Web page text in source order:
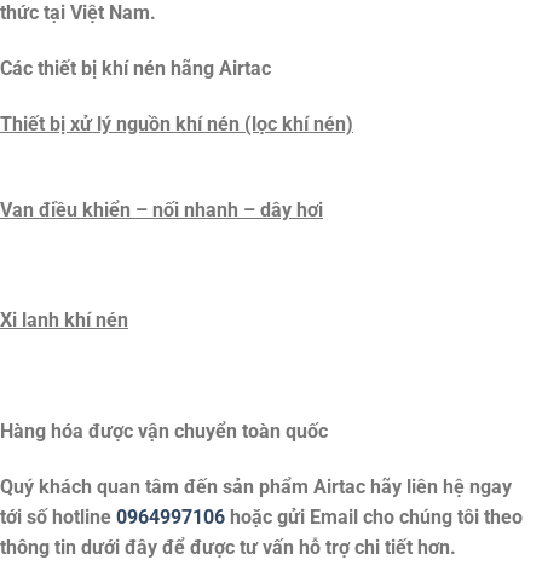
thức tại Việt Nam.
Các thiết bị khí nén hãng Airtac
Thiết bị xử lý nguồn khí nén (lọc khí nén)
Van điều khiển – nối nhanh – dây hơi
Xi lanh khí nén
Hàng hóa được vận chuyển toàn quốc
Quý khách quan tâm đến sản phẩm Airtac hãy liên hệ ngay
tới số hotline 0964997106 hoặc gửi Email cho chúng tôi theo
thông tin dưới đây để được tư vấn hỗ trợ chi tiết hơn.